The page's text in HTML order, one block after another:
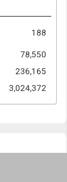
188
78,550
236,165
3,024,372